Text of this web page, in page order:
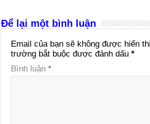
Để lại một bình luận
Email của bạn sẽ không được hiển
trường bắt buộc được đánh dấu*
Bình luận*